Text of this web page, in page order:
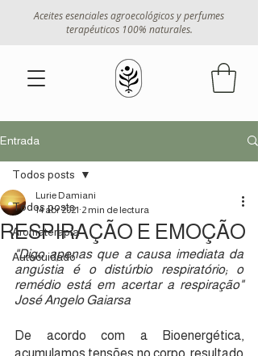
Aceites esenciales agroecológicos y perfumes
terapéuticos 100% naturales.
Entrada
Todos posts
Aromaterapia
Autocuidado
Todos posts
RESPIRAÇÃO E EMOÇÃO
Lurie Damiani
14 abr 2021 2 min de lectura
"Digo apenas que a causa imediata da
angústia é o distúrbio respiratório; o
remédio está em acertar a respiração"
José Angelo Gaiarsa
De acordo com a Bioenergética,
acumulamos tensões no corpo, resultado